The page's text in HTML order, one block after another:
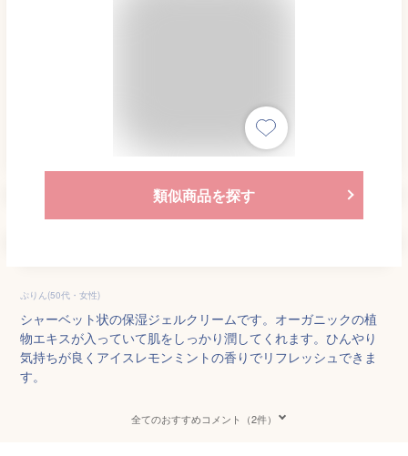
類似商品を探す
ぷりん(50代・女性)
シャーベット状の保湿ジェルクリームです。オーガニックの植
物エキスが入っていて肌をしっかり潤してくれます。ひんやり
気持ちが良くアイスレモンミントの香りでリフレッシュできま
す。
全てのおすすめコメント（2件）